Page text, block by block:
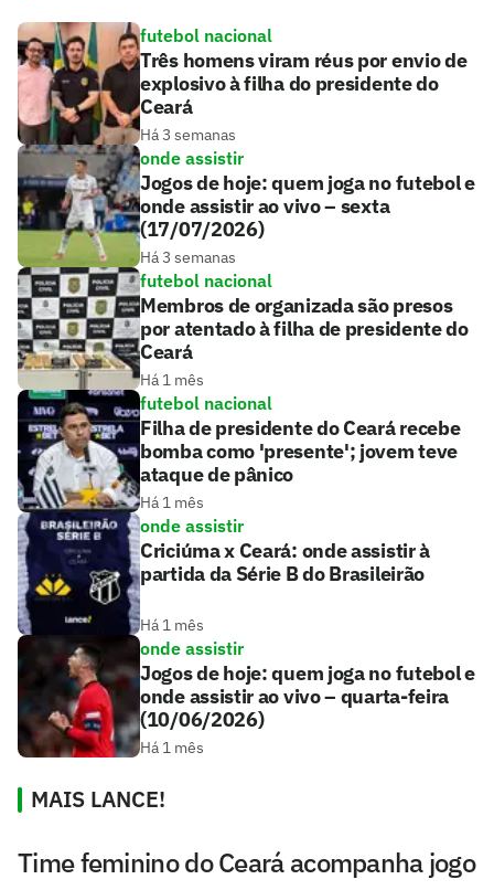
futebol nacional
Três homens viram réus por envio de
explosivo à filha do presidente do
Ceará
Há 3 semanas
onde assistir
Jogos de hoje: quem joga no futebol e
onde assistir ao vivo – sexta
(17/07/2026)
Há 3 semanas
futebol nacional
Membros de organizada são presos
por atentado à filha de presidente do
Ceará
Há 1 mês
futebol nacional
Filha de presidente do Ceará recebe
bomba como 'presente'; jovem teve
ataque de pânico
Há 1 mês
onde assistir
Criciúma x Ceará: onde assistir à
partida da Série B do Brasileirão
Há 1 mês
onde assistir
Jogos de hoje: quem joga no futebol e
onde assistir ao vivo – quarta-feira
(10/06/2026)
Há 1 mês
MAIS LANCE!
Time feminino do Ceará acompanha jogo